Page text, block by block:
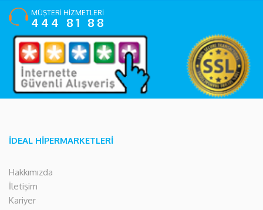
MÜŞTERİ HİZMETLERİ
444 81 88
İDEAL HİPERMARKETLERİ
Hakkımızda
İletişim
Kariyer